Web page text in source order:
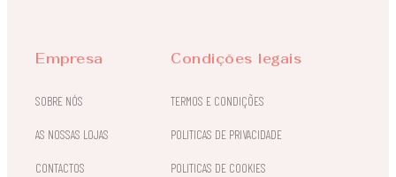
Empresa
SOBRE NÓS
AS NOSSAS LOJAS
CONTACTOS
Condições legais
TERMOS E CONDIÇÕES
POLITICAS DE PRIVACIDADE
POLITICAS DE COOKIES